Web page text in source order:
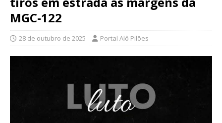
MGC-122
28 de outubro de 2025 Portal Alô Pilões